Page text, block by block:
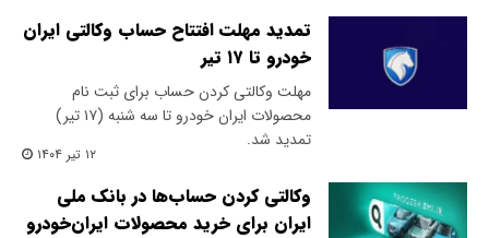
تمدید مهلت افتتاح حساب وکالتی ایران
خودرو تا ۱۷ تیر
مهلت وکالتی کردن حساب برای ثبت نام
محصولات ایران خودرو تا سه شنبه (۱۷ تیر)
تمدید شد.
۱۲ تیر ۱۴۰۴
وکالتی کردن حساب‌ها در بانک ملی
ایران برای خرید محصولات ایران‌خودرو